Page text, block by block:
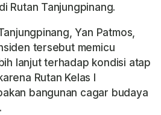
Rutan Tanjungpinang.
Yan Patmos,
tersebut memicu
lanjut terhadap kondisi atap
Rutan Kelas I
bangunan cagar budaya